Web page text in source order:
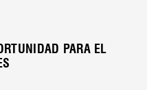
PARA EL